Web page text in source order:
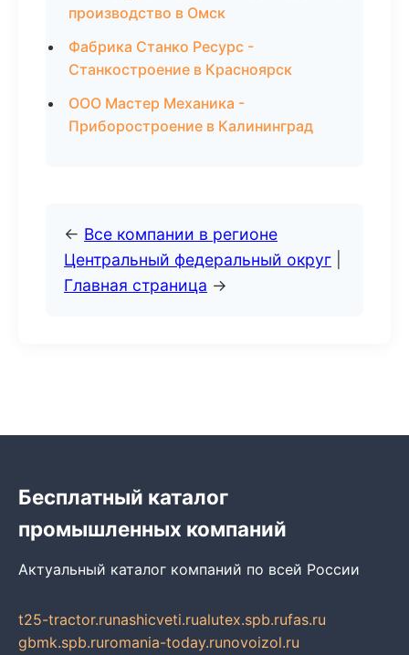
производство в Омск
Фабрика Станко Ресурс -
Станкостроение в Красноярск
ООО Мастер Механика -
Приборостроение в Калининград
← Все компании в регионе
Центральный федеральный округ
Главная страница →
Бесплатный каталог
промышленных компаний
Актуальный каталог компаний по всей России
t25-tractor.runashicveti.rualutex.spb.rufas.ru
gbmk.spb.ruromania-today.runovoizol.ru